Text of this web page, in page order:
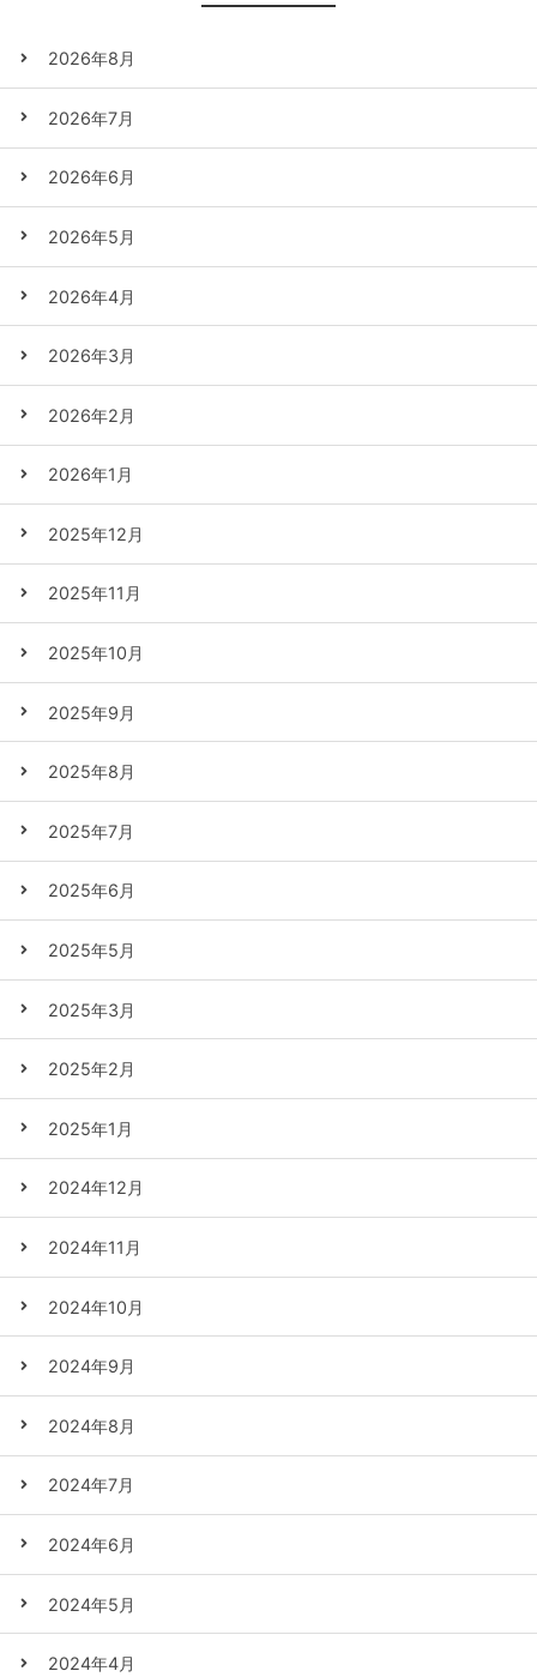
2026年8月
2026年7月
2026年6月
2026年5月
2026年4月
2026年3月
2026年2月
2026年1月
2025年12月
2025年11月
2025年10月
2025年9月
2025年8月
2025年7月
2025年6月
2025年5月
2025年3月
2025年2月
2025年1月
2024年12月
2024年11月
2024年10月
2024年9月
2024年8月
2024年7月
2024年6月
2024年5月
2024年4月